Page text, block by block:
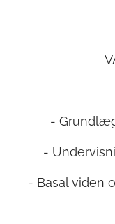
-
-
- Basal viden